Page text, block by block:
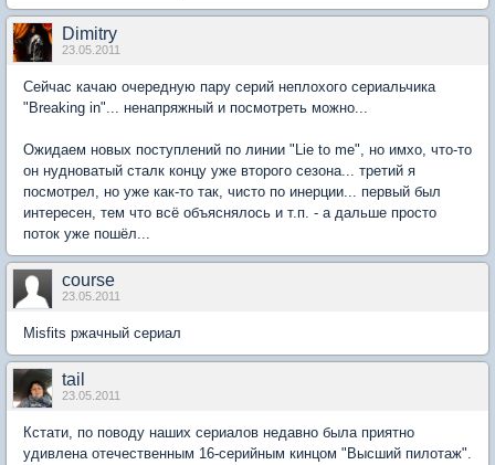
Dimitry
23.05.2011
Сейчас качаю очередную пару серий неплохого сериальчика
"Breaking in"... ненапряжный и посмотреть можно...
Ожидаем новых поступлений по линии "Lie to me", но имхо, что-то
он нудноватый сталк концу уже второго сезона... третий я
посмотрел, но уже как-то так, чисто по инерции... первый был
интересен, тем что всё объяснялось и т.п. - а дальше просто
поток уже пошёл...
course
23.05.2011
Misfits ржачный сериал
tail
23.05.2011
Кстати, по поводу наших сериалов недавно была приятно
удивлена отечественным 16-серийным кинцом "Высший пилотаж".